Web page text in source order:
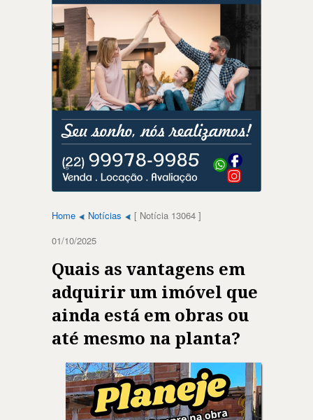
Home Notícias
[ Notícia 13064 ]
01/10/2025
Quais as vantagens em
adquirir um imóvel que
ainda está em obras ou
até mesmo na planta?